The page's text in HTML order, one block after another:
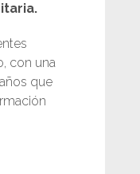
con una
que